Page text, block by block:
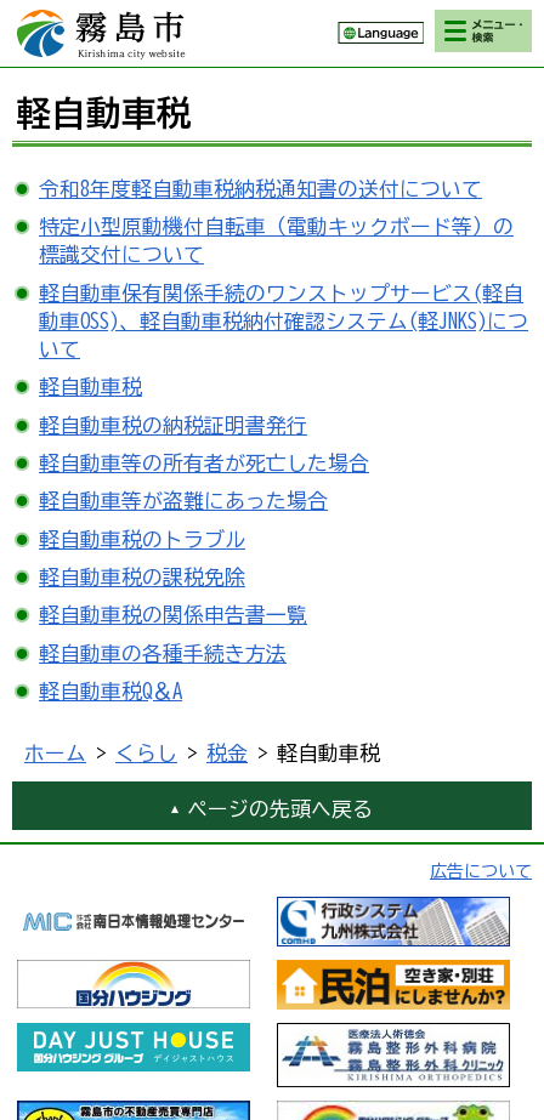
霧島市 Kirishima
city website
検索・メニ
ュー
軽自動車税
令和8年度軽自動車税納税通知書の送付について
特定小型原動機付自転車（電動キックボード等）の
標識交付について
軽自動車保有関係手続のワンストップサービス(軽自
動車OSS)、軽自動車税納付確認システム(軽JNKS)につ
いて
軽自動車税
軽自動車税の納税証明書発行
軽自動車等の所有者が死亡した場合
軽自動車等が盗難にあった場合
軽自動車税のトラブル
軽自動車税の課税免除
軽自動車税の関係申告書一覧
軽自動車の各種手続き方法
軽自動車税Q＆A
ホーム > くらし > 税金 > 軽自動車税
ページの先頭へ戻る
広告について